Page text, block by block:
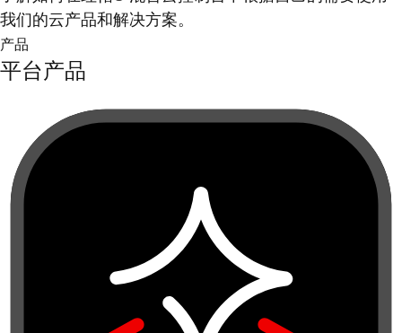
我们的云产品和解决方案。
产品
平台产品